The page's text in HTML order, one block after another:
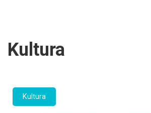
Kultura
Kultura